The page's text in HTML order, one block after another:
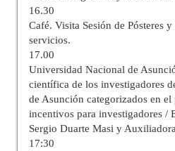
16.30
Café. Visita Sesión de Pósteres
servicios.
17.00
Universidad Nacional de
científica de los investigadores
de Asunción categorizados en
incentivos para investigadores /
Sergio Duarte Masi y
17:30